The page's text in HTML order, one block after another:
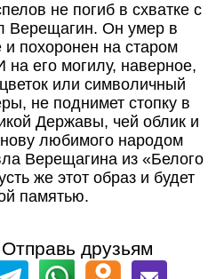
не погиб в схватке с
Верещагин. Он умер в
и похоронен на старом
его могилу, наверное,
или символичный
не поднимет стопку в
Державы, чей облик и
любимого народом
Верещагина из «Белого
же этот образ и будет
памятью.
друзьям